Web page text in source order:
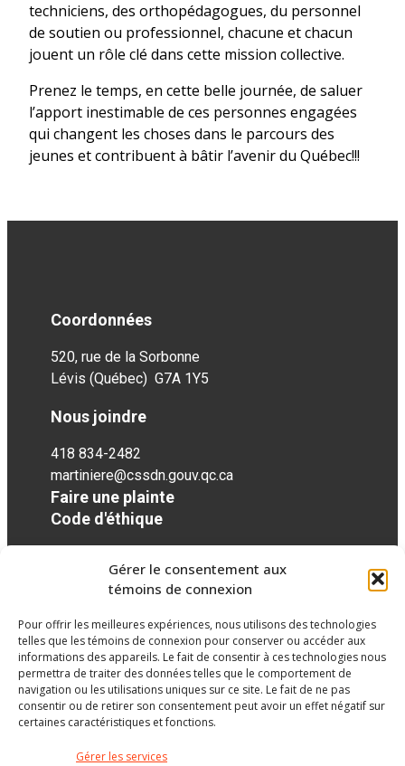
Gérer le consentement aux
témoins de connexion
Pour offrir les meilleures expériences, nous utilisons des technologies
telles que les témoins de connexion pour conserver ou accéder aux
informations des appareils. Le fait de consentir à ces technologies nous
permettra de traiter des données telles que le comportement de
navigation ou les utilisations uniques sur ce site. Le fait de ne pas
consentir ou de retirer son consentement peut avoir un effet négatif sur
certaines caractéristiques et fonctions.
Gérer les services
techniciens, des orthopédagogues, du personnel
de soutien ou professionnel, chacune et chacun
jouent un rôle clé dans cette mission collective.
Prenez le temps, en cette belle journée, de saluer
l’apport inestimable de ces personnes engagées
qui changent les choses dans le parcours des
jeunes et contribuent à bâtir l’avenir du Québec!!!
Coordonnées
520, rue de la Sorbonne
Lévis (Québec) G7A 1Y5
Nous joindre
418 834-2482
martiniere@cssdn.gouv.qc.ca
Faire une plainte
Code d'éthique
Réseaux sociaux
facebook